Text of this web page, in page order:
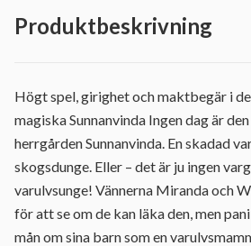
Produktbeskrivning
Högt spel, girighet och maktbegär i
magiska Sunnanvinda Ingen dag är
herrgården Sunnanvinda. En skadad
skogsdunge. Eller – det är ju ingen
varulvsunge! Vännerna Miranda och
för att se om de kan läka den, men
mån om sina barn som en